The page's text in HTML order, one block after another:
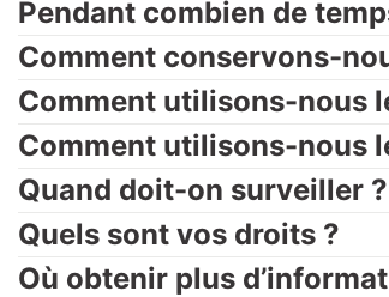
Pendant combien de
Comment conservons-
Comment utilisons-nous
Comment utilisons-nous
Quand doit-on surveiller ?
Quels sont vos droits ?
Où obtenir plus